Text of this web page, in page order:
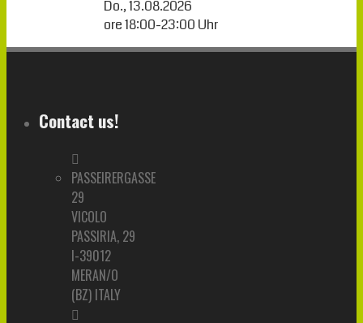
Do., 13.08.2026
ore18:00-23:00 Uhr
Contact us!
PASSEIRERGASSE
29
VICOLO
PASSIRIA, 29
I-39012
MERAN/O
(BZ) ITALY